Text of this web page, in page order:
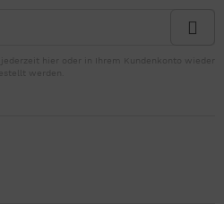
hier oder in Ihrem Kundenkonto wieder
werden.